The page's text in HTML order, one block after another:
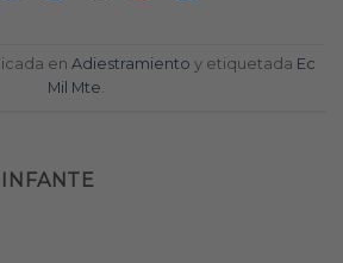
en Adiestramiento y etiquetada Ec
Mil Mte.
INFANTE